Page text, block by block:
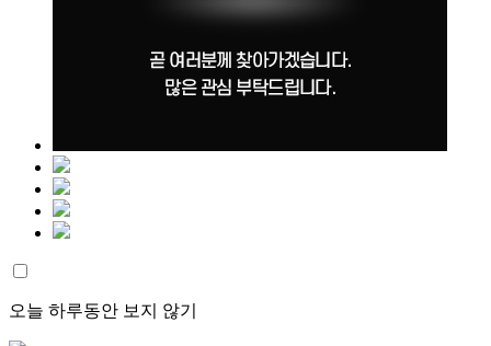
오늘 하루동안 보지 않기